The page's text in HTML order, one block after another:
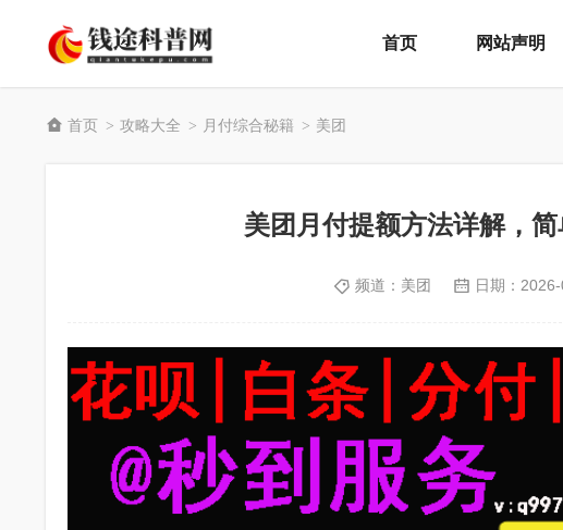
首页 网站声明
首页 > 攻略大全 > 月付综合秘籍 > 美团
美团月付提额方法详解，
频道： 美团 日期：